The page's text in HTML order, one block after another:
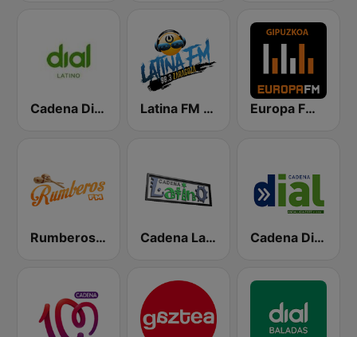
Cadena Dial Latino Latina FM Zaragoza Europa FM Gipuzkoa
Rumberos FM Cadena Latino Cadena Dial Andalucía Este 91.8 FM